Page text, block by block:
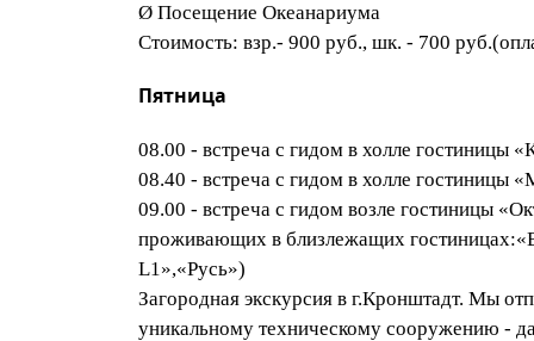
Ø Посещение Океанариума
Стоимость: взр.- 900 руб., шк. - 700
Пятница
08.00 - встреча с гидом в холле гостиницы
08.40 - встреча с гидом в холле гостиницы
09.00 - встреча с гидом возле гостиницы
проживающих в близлежащих
L1»,«Русь»)
Загородная экскурсия в г.Кронштадт. Мы
уникальному техническому сооружению -